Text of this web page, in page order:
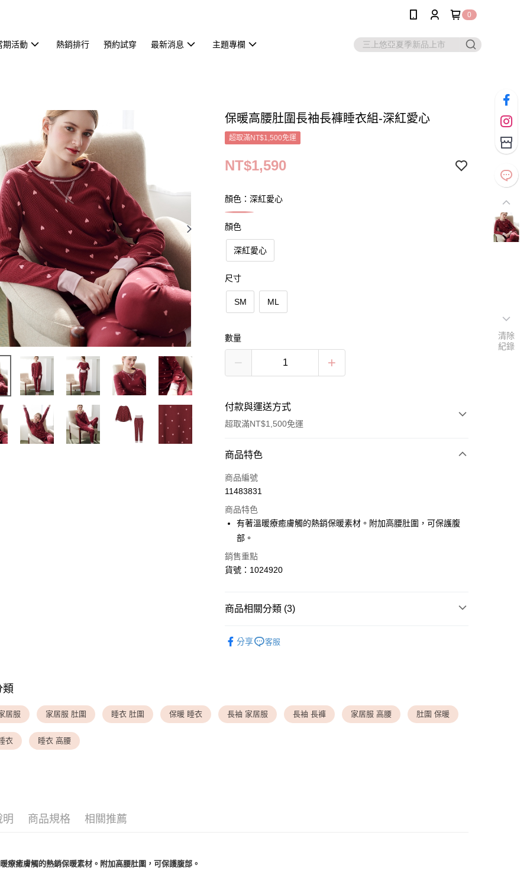
0
期活動 熱銷排行 預約試穿 最新消息 主題專欄
保暖高腰肚圍長袖長褲睡衣組-深紅愛心
超取滿NT$1,500免運
NT$1,590
顏色：深紅愛心
顏色
深紅愛心
尺寸
SM ML
數量
付款與運送方式
超取滿NT$1,500免運
付款方式
信用卡一次付款
LINE Pay
Apple Pay
全家取貨付款
付款後全家取貨
<無合作配送請勿選取>付款後萊爾富取貨
商品特色
商品編號
11483831
商品特色
有著溫暖療癒膚觸的熱銷保暖素材。附加高腰肚圍，可保護腹
部。
銷售重點
貨號：1024920
商品相關分類 (3)
分享 客服
類
居服 家居服 肚圍 睡衣 肚圍 保暖 睡衣 長袖 家居服 長袖 長褲 家居服 高腰 肚圍 保暖
衣 睡衣 高腰
明 商品規格 相關推薦
療癒膚觸的熱銷保暖素材。附加高腰肚圍，可保護腹部。
清除
紀錄